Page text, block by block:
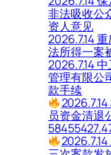
非法吸收公
资人意见
2026.7.14
法所得一案
2026.7.14
管理有限公
款手续
员资金清退